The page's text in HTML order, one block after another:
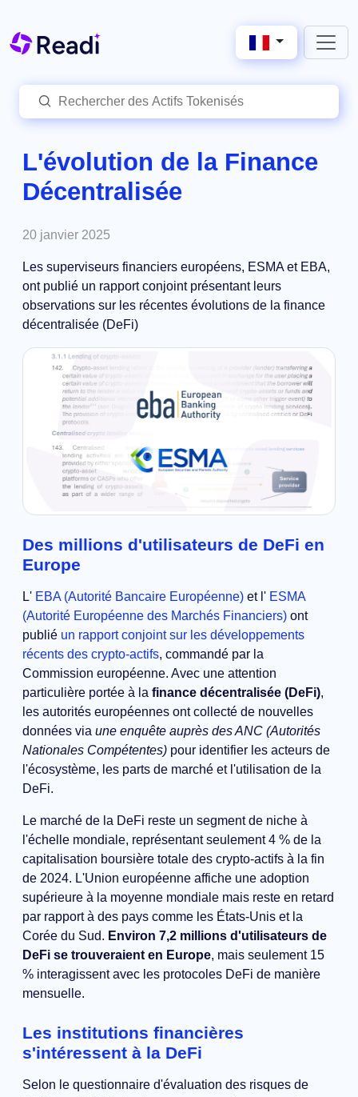
L'évolution de la Finance
Décentralisée
20 janvier 2025
Les superviseurs financiers européens, ESMA et EBA,
ont publié un rapport conjoint présentant leurs
observations sur les récentes évolutions de la finance
décentralisée (DeFi)
Des millions d'utilisateurs de DeFi en
Europe
L' EBA (Autorité Bancaire Européenne) et l' ESMA
(Autorité Européenne des Marchés Financiers) ont
publié un rapport conjoint sur les développements
récents des crypto-actifs, commandé par la
Commission européenne. Avec une attention
particulière portée à la finance décentralisée (DeFi),
les autorités européennes ont collecté de nouvelles
données via une enquête auprès des ANC (Autorités
Nationales Compétentes) pour identifier les acteurs de
l'écosystème, les parts de marché et l'utilisation de la
DeFi.
Le marché de la DeFi reste un segment de niche à
l'échelle mondiale, représentant seulement 4 % de la
capitalisation boursière totale des crypto-actifs à la fin
de 2024. L'Union européenne affiche une adoption
supérieure à la moyenne mondiale mais reste en retard
par rapport à des pays comme les États-Unis et la
Corée du Sud. Environ 7,2 millions d'utilisateurs de
DeFi se trouveraient en Europe, mais seulement 15
% interagissent avec les protocoles DeFi de manière
mensuelle.
Les institutions financières
s'intéressent à la DeFi
Selon le questionnaire d'évaluation des risques de